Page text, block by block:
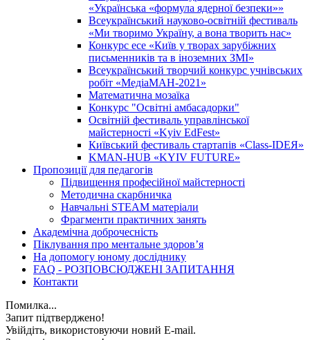
«Українська «формула ядерної безпеки»»
Всеукраїнський науково-освітній фестиваль
«Ми творимо Україну, а вона творить нас»
Конкурс есе «Київ у творах зарубіжних
письменників та в іноземних ЗМІ»
Всеукраїнський творчий конкурс учнівських
робіт «МедіаМАН-2021»
Математична мозаїка
Конкурс "Освітні амбасадорки"
Освітній фестиваль управлінської
майстерності «Kyiv EdFest»
Київський фестиваль стартапів «Class-IDEЯ»
KMAN-HUB «KYIV FUTURE»
Пропозиції для педагогів
Підвищення професійної майстерності
Методична скарбничка
Навчальні STEAM матеріали
Фрагменти практичних занять
Академічна доброчесність
Піклування про ментальне здоровʼя
На допомогу юному досліднику
FAQ - РОЗПОВСЮДЖЕНІ ЗАПИТАННЯ
Контакти
Помилка...
Запит підтверджено!
Увійдіть, використовуючи новий E-mail.